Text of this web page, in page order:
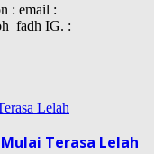
: email :
IG. :
Terasa Lelah